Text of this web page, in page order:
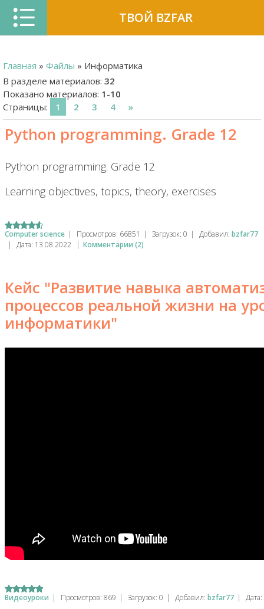
ТВОЙ BZFAR
Главная » Файлы » Информатика
В разделе материалов: 32
Показано материалов: 1-10
Страницы: 1 2 3 4 »
Python programming. Grade 12
Python programming. Grade 12
Learning objectives, topics, theory, exercises
Computer science | Просмотров: 66851 | Загрузок: 0 | Добавил: bzfar77
|
Дата: 13.08.2022 | Комментарии (2)
Кейс "Развитие навыка
процессов реальной жизни на
информатики"
Видеоуроки | Просмотров: 869 | Загрузок: 0 | Добавил: bzfar77 | Дата: